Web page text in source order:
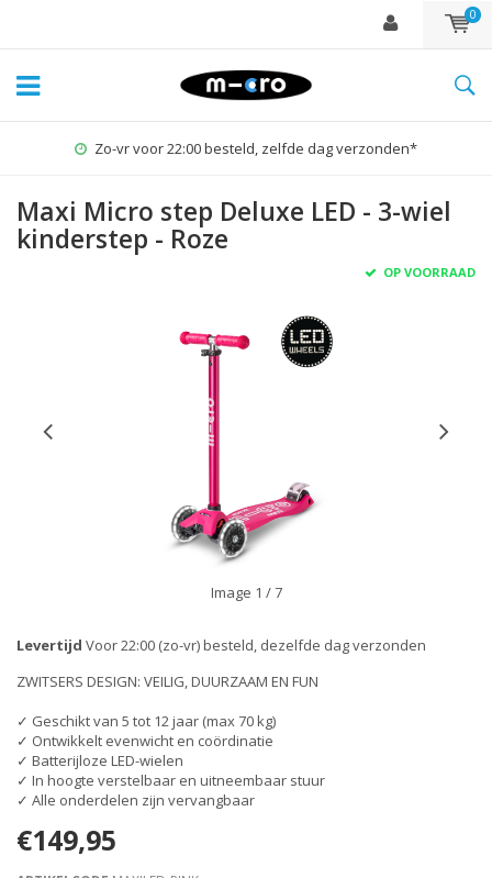
0
Zo-vr voor 22:00 besteld, zelfde dag verzonden*
Maxi Micro step Deluxe LED - 3-wiel
kinderstep - Roze
OP VOORRAAD
Image 1 / 7
Levertijd Voor 22:00 (zo-vr) besteld, dezelfde dag verzonden
ZWITSERS DESIGN: VEILIG, DUURZAAM EN FUN
✓ Geschikt van 5 tot 12 jaar (max 70 kg)
✓ Ontwikkelt evenwicht en coördinatie
✓ Batterijloze LED-wielen
✓ In hoogte verstelbaar en uitneembaar stuur
✓ Alle onderdelen zijn vervangbaar
€149,95